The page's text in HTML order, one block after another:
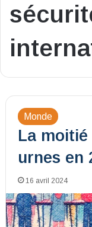
Monde
La moitié
urnes en
16 avril 2024